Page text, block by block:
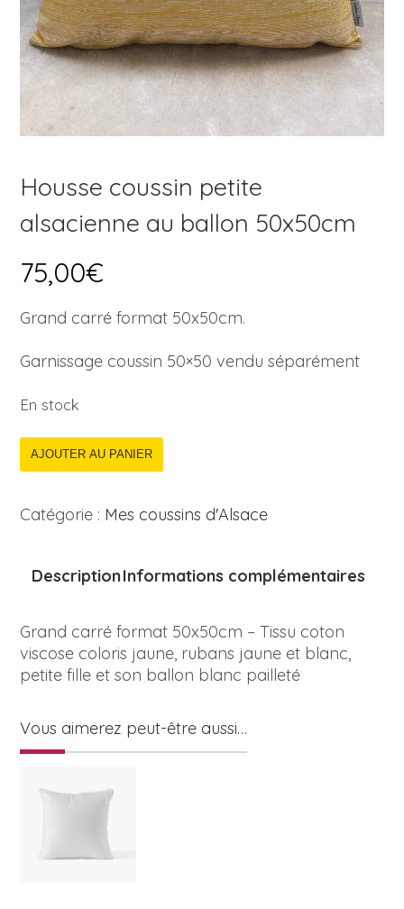
Housse coussin petite
alsacienne au ballon 50x50cm
75,00€
Grand carré format 50x50cm.
Garnissage coussin 50×50 vendu séparément
En stock
AJOUTER AU PANIER
Catégorie : Mes coussins d'Alsace
DescriptionInformations complémentaires
Grand carré format 50x50cm – Tissu coton
viscose coloris jaune, rubans jaune et blanc,
petite fille et son ballon blanc pailleté
Vous aimerez peut-être aussi…